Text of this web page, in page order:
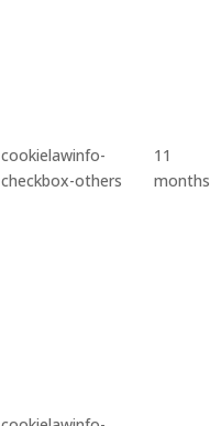
cookielawinfo-
checkbox-others
11
months